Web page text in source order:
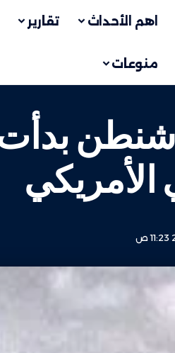
اهم الأحداث تقارير
منوعات